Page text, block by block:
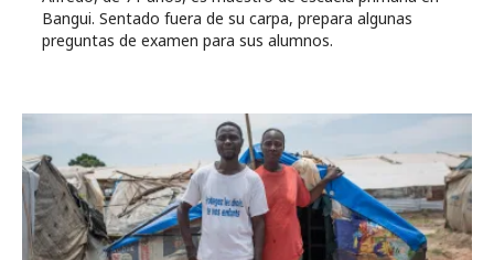
Bangui. Sentado fuera de su carpa, prepara algunas
preguntas de examen para sus alumnos.